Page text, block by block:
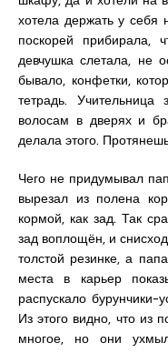
хотела держать у себя
поскорей прибирала,
девчушка слетала, не
бывало, конфетки,
тетрадь.
волосам в дверях и
делала этого.
Чего не придумывал
вырезал из полена
кормой, как зад. Так
зад воплощён, и
толстой резинке, а
места в карьер
распускало
Из этого видно, что из
многое, но они